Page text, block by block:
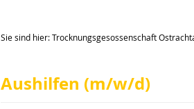
Sie sind hier:Trocknungsgesossenschaft
Aushilfen (m/w/d)